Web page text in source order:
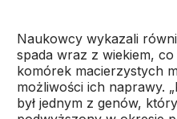
Naukowcy wykazali
spada wraz z wiekiem,
komórek macierzystych
możliwości ich naprawy.
był jednym z genów,